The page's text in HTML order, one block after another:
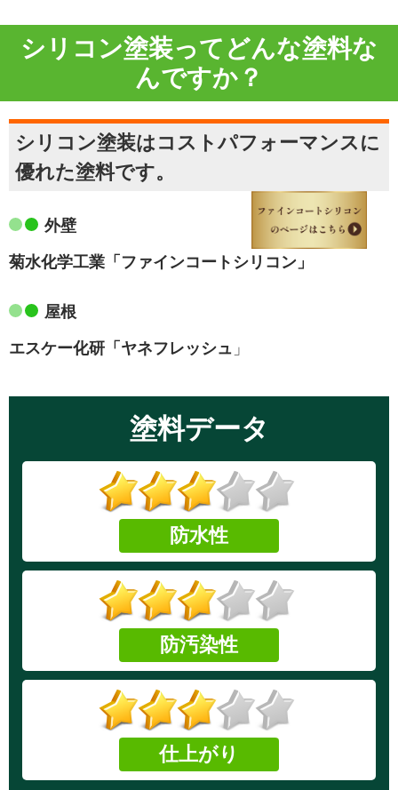
シリコン塗装ってどんな塗料な
んですか？
シリコン塗装はコストパフォーマンスに
優れた塗料です。
外壁
菊水化学工業「ファインコートシリコン」
屋根
エスケー化研「ヤネフレッシュ 」
塗料データ
防水性
防汚染性
仕上がり